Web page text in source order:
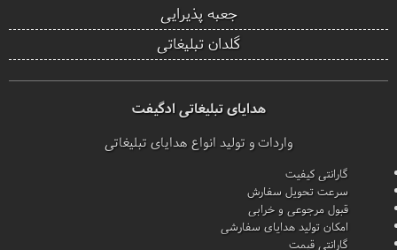
جعبه پذیرایی
گلدان تبلیغاتی
هدایای تبلیغاتی ادگیفت
واردات و تولید انواع هدایای تبلیغاتی
گارانتی کیفیت
سرعت تحویل سفارش
قبول مرجوعی و خرابی
امکان تولید هدایای سفارشی
گارانتی قیمت